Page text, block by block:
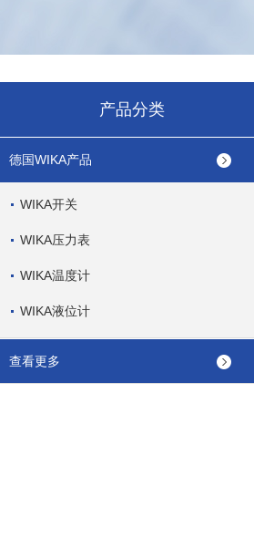
产品分类
德国WIKA产品
WIKA开关
WIKA压力表
WIKA温度计
WIKA液位计
查看更多